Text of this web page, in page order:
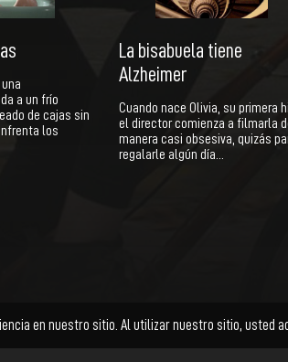
a un frío
de cajas sin
los
La bisabuela tiene
Alzheimer
Cuando nace Olivia, su primera
el director comienza a filmarla
manera casi obsesiva, quizás
regalarle algún día…
FicciónDocumental